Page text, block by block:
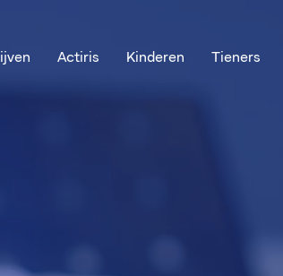
Actiris Kinderen Tieners